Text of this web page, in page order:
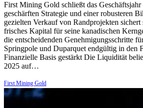
First Mining Gold schließt das
geschärften Strategie und einer robusteren
gezielten Verkauf von Randprojekten sichert
frisches Kapital für seine kanadischen
die entscheidenden Genehmigungsschritte
Springpole und Duparquet endgültig in den
Finanzielle Basis gestärkt Die Liquidität
2025 auf…
First Mining Gold